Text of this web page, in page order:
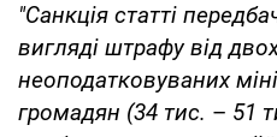
"Санкція статті
вигляді штрафу від
неоподатковуваних
громадян (34 тис. – 51